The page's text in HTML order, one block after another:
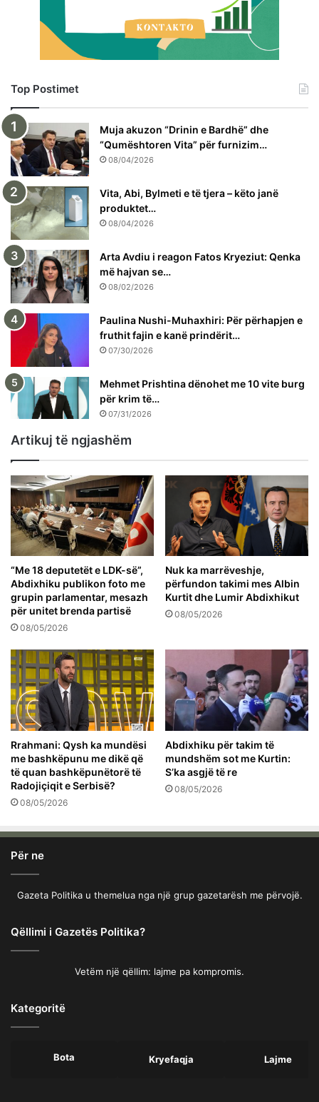
Top Postimet
Muja akuzon “Drinin e Bardhë” dhe
“Qumështoren Vita” për furnizim…
08/04/2026
Vita, Abi, Bylmeti e të tjera – këto janë
produktet…
08/04/2026
Arta Avdiu i reagon Fatos Kryeziut: Qenka
më hajvan se…
08/02/2026
Paulina Nushi-Muhaxhiri: Për përhapjen e
fruthit fajin e kanë prindërit…
07/30/2026
Mehmet Prishtina dënohet me 10 vite burg
për krim të…
07/31/2026
Artikuj të ngjashëm
“Me 18 deputetët e LDK-së”,
Abdixhiku publikon foto me
grupin parlamentar, mesazh
për unitet brenda partisë
08/05/2026
Nuk ka marrëveshje,
përfundon takimi mes Albin
Kurtit dhe Lumir Abdixhikut
08/05/2026
Rrahmani: Qysh ka mundësi
me bashkëpunu me dikë që
të quan bashkëpunëtorë të
Radojiçiqit e Serbisë?
08/05/2026
Abdixhiku për takim të
mundshëm sot me Kurtin:
S’ka asgjë të re
08/05/2026
Për ne
Gazeta Politika u themelua nga një grup gazetarësh me përvojë.
Qëllimi i Gazetës Politika?
Vetëm një qëllim: lajme pa kompromis.
Kategoritë
Bota Kryefaqja Lajme